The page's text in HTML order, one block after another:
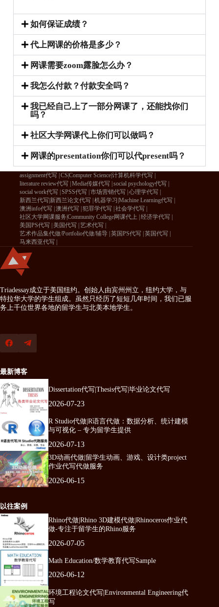
如何保证成绩？
代上网课的价格是多少？
网课需要zoom露脸怎么办？
我怎么付款？付款安全吗？
我已经自己上了一部分网课了，还能找你们
吗？
社区大学网课代上你们可以做吗？
网课的presentation你们可以代present吗？
assignment代写 CS|Computer Science|计算机科学代写
literature review代写 Media传媒代写 social psychology代写
social work代写 SPSS代写 市场营销代写 心理学代写
新西兰代写|新西兰论文代写 机器学习|Machine Learning代写
澳洲info代写 澳洲代写 犯罪学代写 社会学代写
社区大学网课服务|Community College网课代上 经济学代写
美国PS代写 美国代写 艺术代写
艺术作品集代做/Portfolio代做/辅导 英国PS代写 英国代写
马来西亚代写
Triadessay成立于美国纽约。创始人由宾州州立，纽约大学，与
特拉华大学的学生组成。虽然只经历了短短几年时间，我们已服
务上千位世界各地的留学生与北美本地学生。
最新博客
Dissertation代写|Thesis代写|毕业论文代写
2026-07-23
R Studio代做|R语言代做：数据分析、统计建模
与可视化 – 专为留学生提供
2026-07-13
3D动画代做|留学生动画、游戏、设计类project
作业代写代做服务
2026-06-15
以往案例
Rhino代做|Rhino 3D建模代做|Rhinoceros作业代
做-专注于留学生的Rhino服务
2026-07-05
Math Education/数学教育代写Sample
2026-06-12
环境工程论文代写|Environmental Engineering代
写